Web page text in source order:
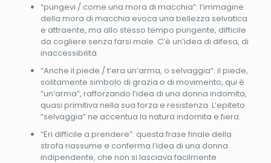
“pungevi / come una mora di macchia”: l’immagine
della mora di macchia evoca una bellezza selvatica
e attraente, ma allo stesso tempo pungente, difficile
da cogliere senza farsi male. C’è un’idea di difesa, di
inaccessibilità.
“Anche il piede / t’era un’arma, o selvaggia”: il piede,
solitamente simbolo di grazia o di movimento, qui è
“un’arma”, rafforzando l’idea di una donna indomita,
quasi primitiva nella sua forza e resistenza. L’epiteto
“selvaggia” ne accentua la natura indomita e fiera.
“Eri difficile a prendere”: questa frase finale della
strofa riassume e conferma l’idea di una donna
indipendente, che non si lasciava facilmente